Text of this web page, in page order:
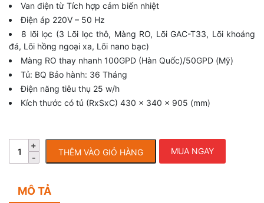
Van điện từ Tích hợp cảm biến nhiệt
Điện áp 220V – 50 Hz
8 lõi lọc (3 Lõi lọc thô, Màng RO, Lõi GAC-T33, Lõi khoáng
đá, Lõi hồng ngoại xa, Lõi nano bạc)
Màng RO thay nhanh 100GPD (Hàn Quốc)/50GPD (Mỹ)
Tủ: BQ Bảo hành: 36 Tháng
Điện năng tiêu thụ 25 w/h
Kích thước có tủ (RxSxC) 430 x 340 x 905 (mm)
THÊM VÀO GIỎ HÀNG MUA NGAY
MÔ TẢ